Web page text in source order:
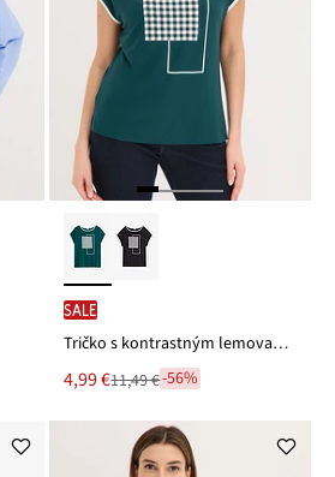
SALE
Tričko s kontrastným lemovaním
Nová
cena
je
4,99 €
Zľava 11,49 €-56%